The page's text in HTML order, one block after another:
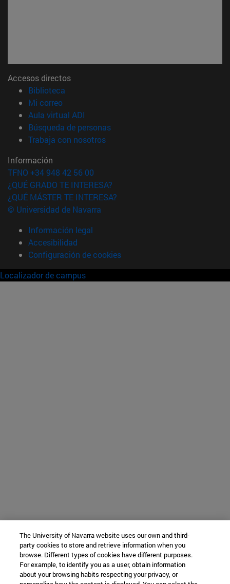
Accesos directos
Biblioteca
Mi correo(abre en nueva ventana)
Aula virtual ADI
Búsqueda de personas(abre en nueva ventana)
Trabaja con nosotros(abre en nueva ventana)
Información
TFNO +34 948 42 56 00
¿QUÉ GRADO TE INTERESA?
¿QUÉ MÁSTER TE INTERESA?
© Universidad de Navarra
Información legal
Accesibilidad
Configuración de cookies
Localizador de campus
The University of Navarra website uses our own and third-
party cookies to store and retrieve information when you
browse. Different types of cookies have different purposes.
For example, to identify you as a user, obtain information
about your browsing habits respecting your privacy, or